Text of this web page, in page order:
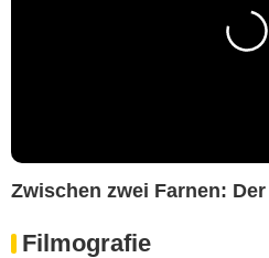
Zwischen zwei Farnen:
Filmografie